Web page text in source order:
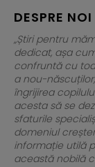
DESPRE NOI
„Știri pentru
dedicat, așa
confruntă cu
a nou-
îngrijirea
acesta să se
sfaturile
domeniul
informație utilă
această nobilă